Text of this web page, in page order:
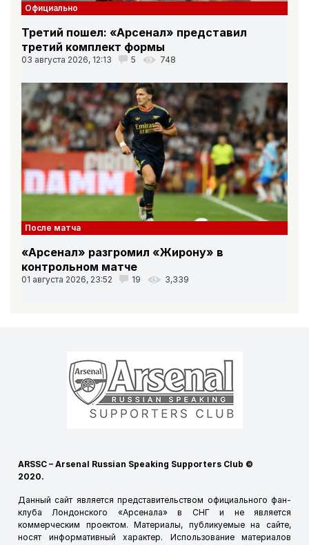
Официально
Третий пошел: «Арсенал» представил
третий комплект формы
03 августа 2026, 12:13 5 748
После матча
«Арсенал» разгромил «Жирону» в
контрольном матче
01 августа 2026, 23:52 19 3,339
ARSSC – Arsenal Russian Speaking Supporters Club ©
2020.
Данный сайт является представительством официального фан-
клуба Лондонского «Арсенала» в СНГ и не является
коммерческим проектом. Материалы, публикуемые на сайте,
носят информативный характер. Использование материалов